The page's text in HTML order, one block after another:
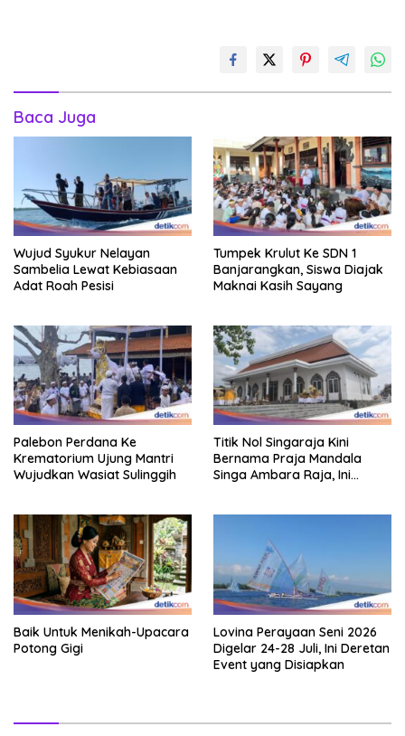
Baca Juga
Wujud Syukur Nelayan
Sambelia Lewat Kebiasaan
Adat Roah Pesisi
Tumpek Krulut Ke SDN 1
Banjarangkan, Siswa Diajak
Maknai Kasih Sayang
Palebon Perdana Ke
Krematorium Ujung Mantri
Wujudkan Wasiat Sulinggih
Titik Nol Singaraja Kini
Bernama Praja Mandala
Singa Ambara Raja, Ini
Baik Untuk Menikah-Upacara
Potong Gigi
Lovina Perayaan Seni 2026
Digelar 24-28 Juli, Ini Deretan
Event yang Disiapkan